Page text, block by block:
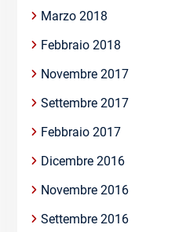
Marzo 2018
Febbraio 2018
Novembre 2017
Settembre 2017
Febbraio 2017
Dicembre 2016
Novembre 2016
Settembre 2016